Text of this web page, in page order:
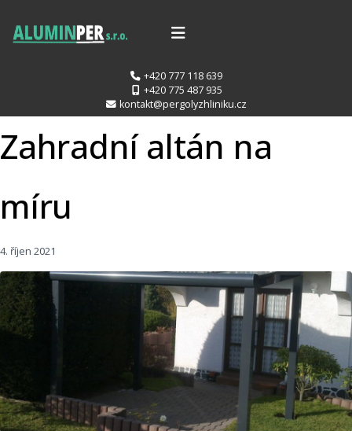
+420 777 118 639
+420 775 487 935
kontakt@pergolyzhliniku.cz
Zahradní altán na
míru
4. říjen 2021